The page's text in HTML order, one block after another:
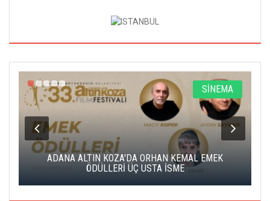
SİNEMA
ADANA ALTIN KOZA'DA ORHAN KEMAL EMEK
ÖDÜLLERİ ÜÇ USTA İSME